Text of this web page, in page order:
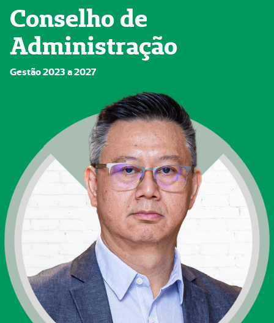
Conselho de
Administração
Gestão 2023 a 2027